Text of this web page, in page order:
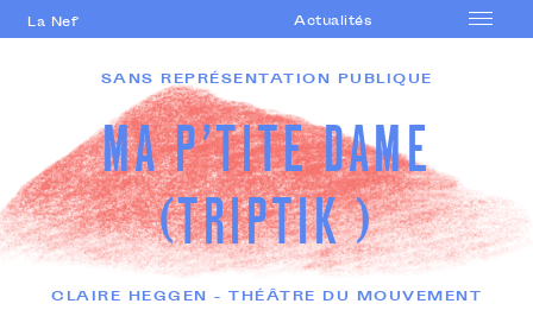
La Nef Actualités
Accueil
Le lieu
Saison
Accompagnement
artistique
Formations
professionnelles
SANS REPRÉSENTATION PUBLIQUE
MA P'TITE DAME
(TRIPTIK )
CLAIRE HEGGEN - THÉÂTRE DU MOUVEMENT